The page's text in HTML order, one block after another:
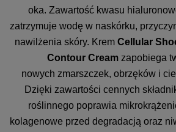
oka. Zawartość kwasu
zatrzymuje wodę w naskórku,
nawilżenia skóry. Krem Cellular
Contour Cream zapobiega
nowych zmarszczek, obrzęków i
Dzięki zawartości cennych
roślinnego poprawia
kolagenowe przed degradacją oraz